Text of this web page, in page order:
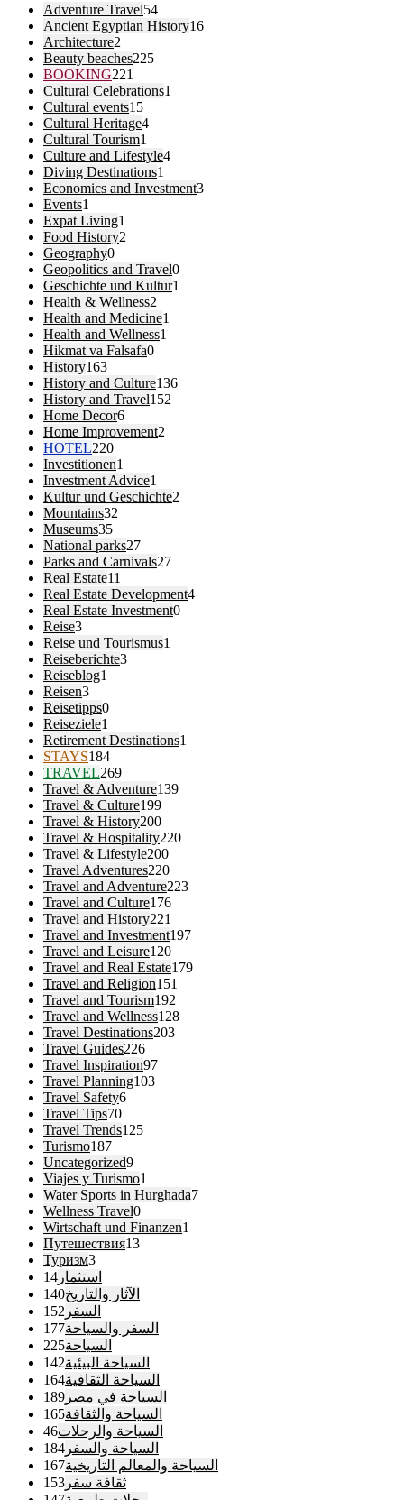
Adventure Travel54
Ancient Egyptian History16
Architecture2
Beauty beaches225
BOOKING221
Cultural Celebrations1
Cultural events15
Cultural Heritage4
Cultural Tourism1
Culture and Lifestyle4
Diving Destinations1
Economics and Investment3
Events1
Expat Living1
Food History2
Geography0
Geopolitics and Travel0
Geschichte und Kultur1
Health & Wellness2
Health and Medicine1
Health and Wellness1
Hikmat va Falsafa0
History163
History and Culture136
History and Travel152
Home Decor6
Home Improvement2
HOTEL220
Investitionen1
Investment Advice1
Kultur und Geschichte2
Mountains32
Museums35
National parks27
Parks and Carnivals27
Real Estate11
Real Estate Development4
Real Estate Investment0
Reise3
Reise und Tourismus1
Reiseberichte3
Reiseblog1
Reisen3
Reisetipps0
Reiseziele1
Retirement Destinations1
STAYS184
TRAVEL269
Travel & Adventure139
Travel & Culture199
Travel & History200
Travel & Hospitality220
Travel & Lifestyle200
Travel Adventures220
Travel and Adventure223
Travel and Culture176
Travel and History221
Travel and Investment197
Travel and Leisure120
Travel and Real Estate179
Travel and Religion151
Travel and Tourism192
Travel and Wellness128
Travel Destinations203
Travel Guides226
Travel Inspiration97
Travel Planning103
Travel Safety6
Travel Tips70
Travel Trends125
Turismo187
Uncategorized9
Viajes y Turismo1
Water Sports in Hurghada7
Wellness Travel0
Wirtschaft und Finanzen1
Путешествия13
Туризм3
استثمار 14
الآثار والتاريخ140
السفر 152
السفر والسياحة177
السياحة225
السياحة البيئية142
السياحة الثقافية164
السياحة في مصر 189
السياحة والثقافة165
السياحة والرحلات46
السياحة والسفر 184
السياحة والمعالم التاريخية167
ثقافة سفر 153